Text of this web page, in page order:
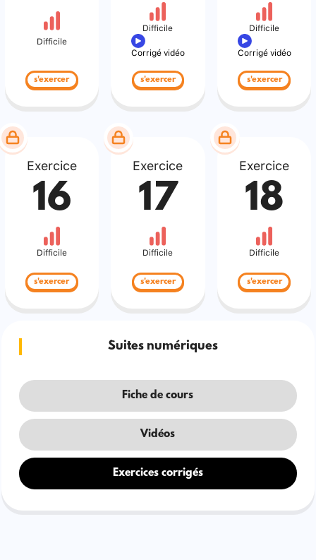
Difficile
s'exercer
Difficile
Corrigé vidéo
s'exercer
Difficile
Corrigé vidéo
s'exercer
Exercice
16
Difficile
s'exercer
Exercice
17
Difficile
s'exercer
Exercice
18
Difficile
s'exercer
Suites numériques
Fiche de cours
Vidéos
Exercices corrigés